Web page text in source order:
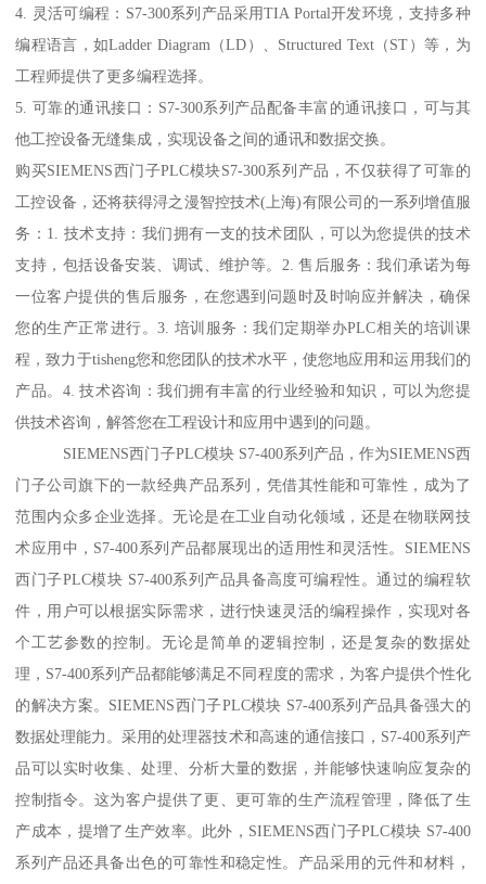
4. 灵活可编程：S7-300系列产品采用TIA Portal开发环境，支持多种
编程语言，如Ladder Diagram（LD）、Structured Text（ST）等，为
工程师提供了更多编程选择。
5. 可靠的通讯接口：S7-300系列产品配备丰富的通讯接口，可与其
他工控设备无缝集成，实现设备之间的通讯和数据交换。
购买SIEMENS西门子PLC模块S7-300系列产品，不仅获得了可靠的
工控设备，还将获得浔之漫智控技术(上海)有限公司的一系列增值服
务：1. 技术支持：我们拥有一支的技术团队，可以为您提供的技术
支持，包括设备安装、调试、维护等。2. 售后服务：我们承诺为每
一位客户提供的售后服务，在您遇到问题时及时响应并解决，确保
您的生产正常进行。3. 培训服务：我们定期举办PLC相关的培训课
程，致力于tisheng您和您团队的技术水平，使您地应用和运用我们的
产品。4. 技术咨询：我们拥有丰富的行业经验和知识，可以为您提
供技术咨询，解答您在工程设计和应用中遇到的问题。
SIEMENS西门子PLC模块 S7-400系列产品，作为SIEMENS西
门子公司旗下的一款经典产品系列，凭借其性能和可靠性，成为了
范围内众多企业选择。无论是在工业自动化领域，还是在物联网技
术应用中，S7-400系列产品都展现出的适用性和灵活性。SIEMENS
西门子PLC模块 S7-400系列产品具备高度可编程性。通过的编程软
件，用户可以根据实际需求，进行快速灵活的编程操作，实现对各
个工艺参数的控制。无论是简单的逻辑控制，还是复杂的数据处
理，S7-400系列产品都能够满足不同程度的需求，为客户提供个性化
的解决方案。SIEMENS西门子PLC模块 S7-400系列产品具备强大的
数据处理能力。采用的处理器技术和高速的通信接口，S7-400系列产
品可以实时收集、处理、分析大量的数据，并能够快速响应复杂的
控制指令。这为客户提供了更、更可靠的生产流程管理，降低了生
产成本，提增了生产效率。此外，SIEMENS西门子PLC模块 S7-400
系列产品还具备出色的可靠性和稳定性。产品采用的元件和材料，